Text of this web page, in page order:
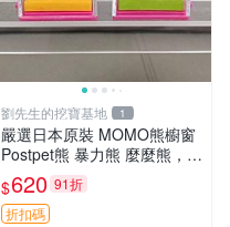
劉先生的挖寶基地 1
嚴選日本原裝 MOMO熊櫥窗
Postpet熊 暴力熊 麼麼熊，實
物精緻收藏無損，二手誠意出
售 暴力熊 MOMO熊 日本版
櫥趣熊熊偶
$620 91折
折扣碼